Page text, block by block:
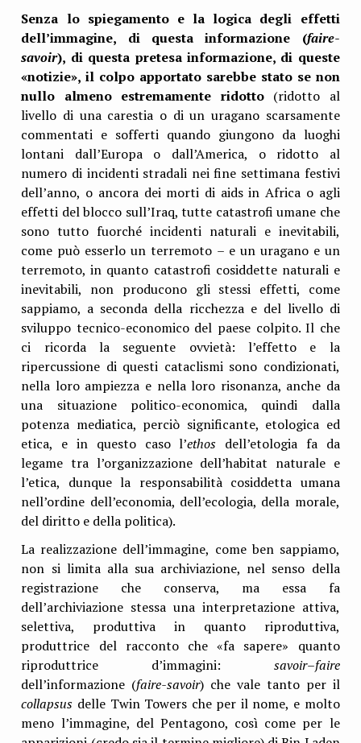
Senza lo spiegamento e la logica degli effetti
dell’immagine, di questa informazione (faire-
savoir), di questa pretesa informazione, di queste
«notizie», il colpo apportato sarebbe stato se non
nullo almeno estremamente ridotto(ridotto al
livello di una carestia o di un uragano scarsamente
commentati e sofferti quando giungono da luoghi
lontani dall’Europa o dall’America, o ridotto al
numero di incidenti stradali nei fine settimana festivi
dell’anno, o ancora dei morti di aids in Africa o agli
effetti del blocco sull’Iraq, tutte catastrofi umane che
sono tutto fuorché incidenti naturali e inevitabili,
come può esserlo un terremoto – e un uragano e un
terremoto, in quanto catastrofi cosiddette naturali e
inevitabili, non producono gli stessi effetti, come
sappiamo, a seconda della ricchezza e del livello di
sviluppo tecnico-economico del paese colpito. Il che
ci ricorda la seguente ovvietà: l’effetto e la
ripercussione di questi cataclismi sono condizionati,
nella loro ampiezza e nella loro risonanza, anche da
una situazione politico-economica, quindi dalla
potenza mediatica, perciò significante, etologica ed
etica, e in questo caso l’ethos dell’etologia fa da
legame tra l’organizzazione dell’habitat naturale e
l’etica, dunque la responsabilità cosiddetta umana
nell’ordine dell’economia, dell’ecologia, della morale,
del diritto e della politica).
La realizzazione dell’immagine, come ben sappiamo,
non si limita alla sua archiviazione, nel senso della
registrazione che conserva, ma essa fa
dell’archiviazione stessa una interpretazione attiva,
selettiva, produttiva in quanto riproduttiva,
produttrice del racconto che «fa sapere» quanto
riproduttrice d’immagini: savoir–faire
dell’informazione (faire-savoir) che vale tanto per il
collapsus delle Twin Towers che per il nome, e molto
meno l’immagine, del Pentagono, così come per le